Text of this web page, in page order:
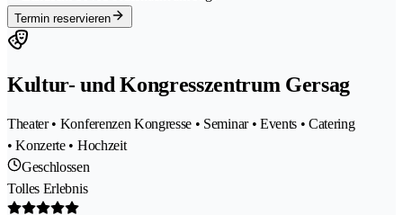
Termin reservieren
Kultur- und Kongresszentrum Gersag
Theater • Konferenzen Kongresse • Seminar • Events • Catering
• Konzerte • Hochzeit
Geschlossen
Tolles Erlebnis